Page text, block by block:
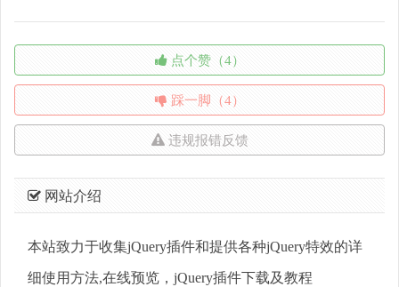
点个赞（4）
踩一脚（4）
违规报错反馈
网站介绍
本站致力于收集jQuery插件和提供各种jQuery特效的详
细使用方法,在线预览，jQuery插件下载及教程